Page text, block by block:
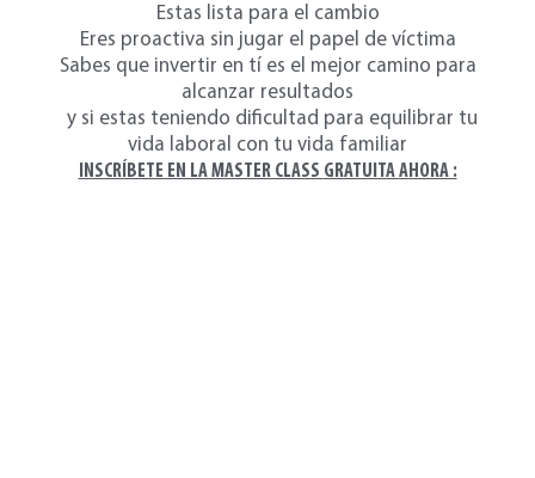
Estas lista para el cambio
Eres proactiva sin jugar el papel de víctima
Sabes que invertir en tí es el mejor camino para
alcanzar resultados
y si estas teniendo dificultad para equilibrar tu
vida laboral con tu vida familiar
INSCRÍBETE EN LA MASTER CLASS GRATUITAAHORA :